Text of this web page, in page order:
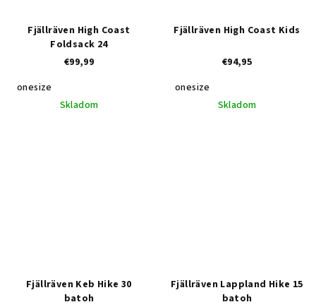
Fjällräven High Coast
Foldsack 24
€99,99
onesize
Skladom
Fjällräven High Coast Kids
€94,95
onesize
Skladom
Fjällräven Keb Hike 30
batoh
Fjällräven Lappland Hike 15
batoh